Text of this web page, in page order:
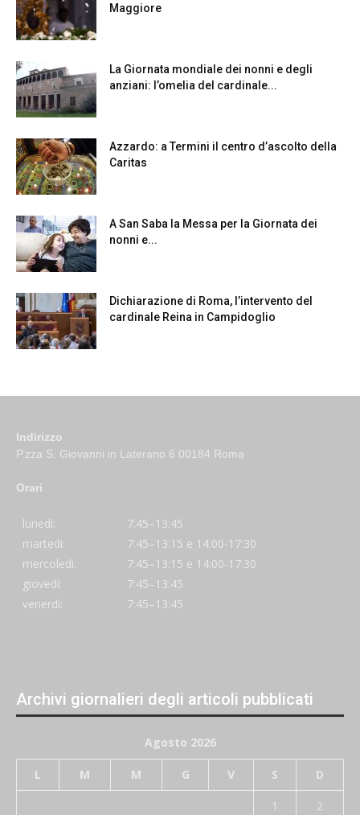
Maggiore
La Giornata mondiale dei nonni e degli
anziani: l’omelia del cardinale...
Azzardo: a Termini il centro d’ascolto della
Caritas
A San Saba la Messa per la Giornata dei
nonni e...
Dichiarazione di Roma, l’intervento del
cardinale Reina in Campidoglio
Indirizzo
P.zza S. Giovanni in Laterano 6 00184 Roma
Orari
lunedi:
7:45–13:45
martedi:
7:45–13:15 e 14:00-17:30
mercoledi:
7:45–13:15 e 14:00-17:30
giovedi:
7:45–13:45
venerdi:
7:45–13:45
Archivi giornalieri degli articoli pubblicati
Agosto 2026
L M M G V S D
1 2